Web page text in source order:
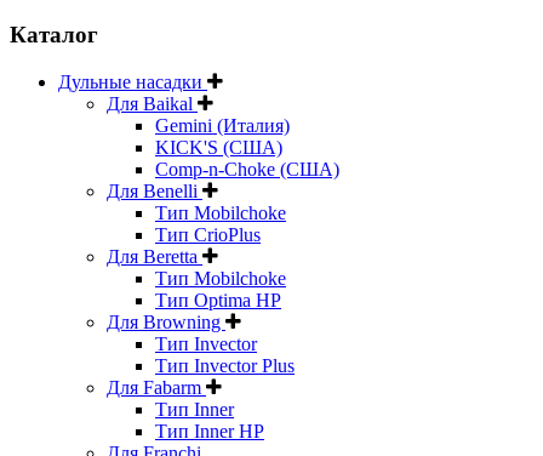
Каталог
Дульные насадки
Для Baikal
Gemini (Италия)
KICK'S (США)
Comp-n-Choke (США)
Для Benelli
Тип Mobilchoke
Тип CrioPlus
Для Beretta
Тип Mobilchoke
Тип Optima HP
Для Browning
Тип Invector
Тип Invector Plus
Для Fabarm
Тип Inner
Тип Inner HP